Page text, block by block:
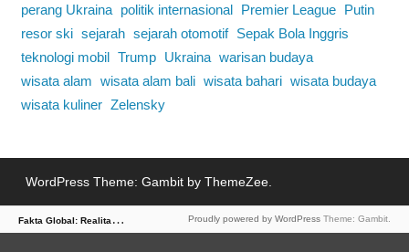
perang Ukraina
politik internasional Premier League
Putin
resor ski sejarah sejarah otomotif
Sepak Bola Inggris
teknologi mobil Trump Ukraina warisan budaya
wisata alam wisata alam bali wisata bahari wisata budaya
wisata kuliner Zelensky
WordPress Theme: Gambit by ThemeZee.
F
akta Global: Realitas Dunia dalam Berita Proudly powered by WordPress Theme: Gambit.